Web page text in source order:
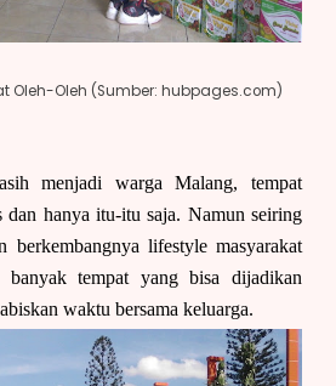
Oleh-Oleh (Sumber: hubpages.com)
menjadi warga Malang, tempat
dan hanya itu-itu saja. Namun seiring
berkembangnya lifestyle masyarakat
banyak tempat yang bisa dijadikan
waktu bersama keluarga.